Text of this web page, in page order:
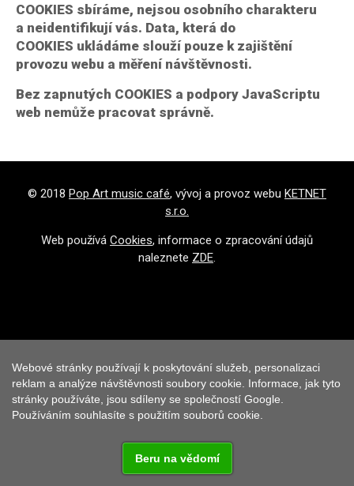
COOKIES sbíráme, nejsou osobního charakteru
a neidentifikují vás. Data, která do
COOKIES ukládáme slouží pouze k zajištění
provozu webu a měření návštěvnosti.
Bez zapnutých COOKIES a podpory JavaScriptu
web nemůže pracovat správně.
© 2018 Pop Art music café, vývoj a provoz webu KETNET
s.r.o.
Web používá Cookies, informace o zpracování údajů
naleznete ZDE.
Webové stránky používají k poskytování služeb, personalizaci
reklam a analýze návštěvnosti soubory cookie. Informace, jak tyto
stránky používáte, jsou sdíleny se společností Google.
Používáním souhlasíte s použitím souborů cookie.
Beru na vědomí